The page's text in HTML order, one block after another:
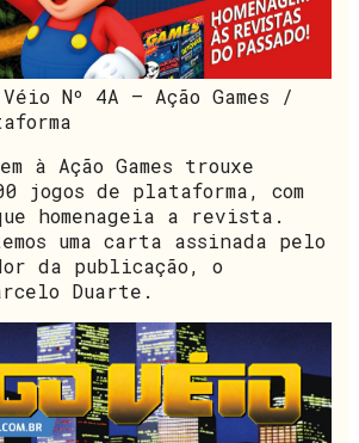
Nº 4A – Ação Games /
à Ação Games trouxe
jogos de plataforma, com
homenageia a revista.
uma carta assinada pelo
da publicação, o
Duarte.